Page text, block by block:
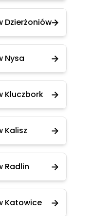
Dzierżoniów
Nysa
Kluczbork
Kalisz
Radlin
Katowice